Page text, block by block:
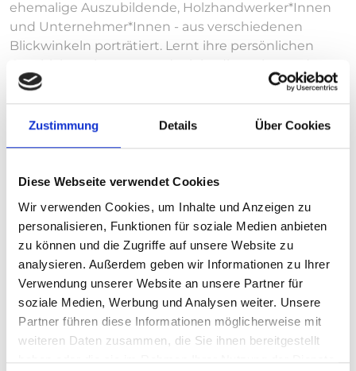
Zustimmung Details Über Cookies
Diese Webseite verwendet Cookies
Wir verwenden Cookies, um Inhalte und Anzeigen zu
personalisieren, Funktionen für soziale Medien anbieten
zu können und die Zugriffe auf unsere Website zu
analysieren. Außerdem geben wir Informationen zu Ihrer
Verwendung unserer Website an unsere Partner für
soziale Medien, Werbung und Analysen weiter. Unsere
Partner führen diese Informationen möglicherweise mit
weiteren Daten zusammen, die Sie ihnen bereitgestellt
haben oder die sie im Rahmen Ihrer Nutzung der Dienste
ehemalige Auszubildende, Holzhandwerker*Innen
und Unternehmer*Innen - aus verschiedenen
Blickwinkeln porträtiert. Lernt ihre persönlichen
Event ein bisschen mit!
Auch die deutsche Botschafterin Heike Uta
Dettmann kommt in dem Film zu Wort. Sie konnte
leider an den Handwerkertagen nicht teilnehmen,
nachgeholt. Vielen Dank Frau Dettmann!
Englische Version:
Englische Version mit deutschen Untertiteln:
Weitere Informationen:
ib.international/prowood